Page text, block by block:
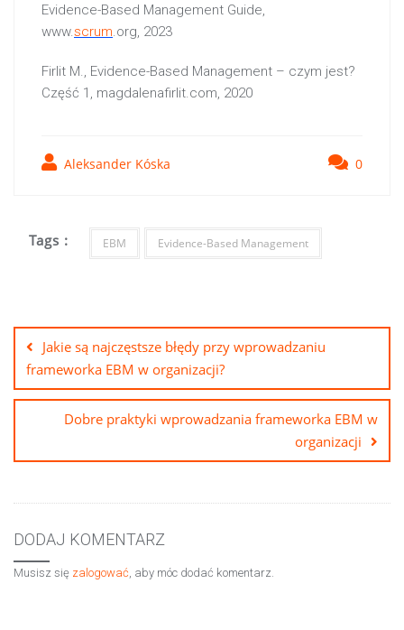
Evidence-Based Management Guide,
www.scrum .org, 2023
Firlit M., Evidence-Based Management – czym jest?
Część 1, magdalenafirlit.com, 2020
Aleksander Kóska 0
Tags : EBM Evidence-Based Management
wpisuJakie są najczęstsze błędy przy wprowadzaniu
frameworka EBM w organizacji?
Dobre praktyki wprowadzania frameworka EBM w
organizacji
DODAJ KOMENTARZ
Musisz się zalogować , aby móc dodać komentarz.